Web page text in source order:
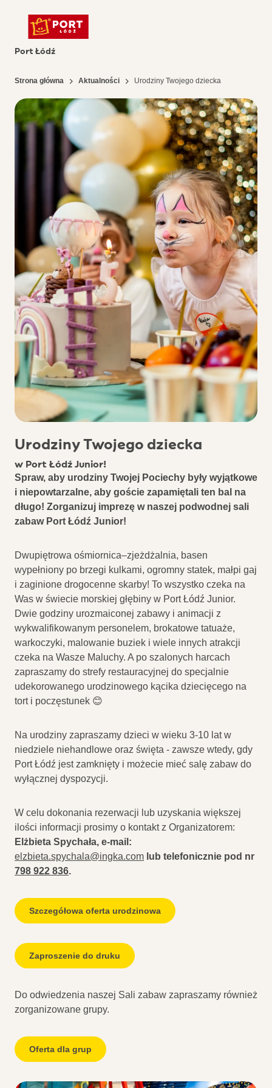
Port Łódź
Strona główna Aktualności Urodziny Twojego dziecka
Urodziny Twojego dziecka
w Port Łódź Junior!
Spraw, aby urodziny Twojej Pociechy były wyjątkowe
i niepowtarzalne, aby goście zapamiętali ten bal na
długo! Zorganizuj imprezę w naszej podwodnej sali
zabaw Port Łódź Junior!
Dwupiętrowa ośmiornica–zjeżdżalnia, basen
wypełniony po brzegi kulkami, ogromny statek, małpi gaj
i zaginione drogocenne skarby! To wszystko czeka na
Was w świecie morskiej głębiny w Port Łódź Junior.
Dwie godziny urozmaiconej zabawy i animacji z
wykwalifikowanym personelem, brokatowe tatuaże,
warkoczyki, malowanie buziek i wiele innych atrakcji
czeka na Wasze Maluchy. A po szalonych harcach
zapraszamy do strefy restauracyjnej do specjalnie
udekorowanego urodzinowego kącika dziecięcego na
tort i poczęstunek 😊
Na urodziny zapraszamy dzieci w wieku 3-10 lat w
niedziele niehandlowe oraz święta - zawsze wtedy, gdy
Port Łódź jest zamknięty i możecie mieć salę zabaw do
wyłącznej dyspozycji.
W celu dokonania rezerwacji lub uzyskania większej
ilości informacji prosimy o kontakt z Organizatorem:
Elżbieta Spychała, e-mail:
elzbieta.spychala@ingka.com lub telefonicznie pod nr
798 922 836.
Szczegółowa oferta urodzinowa
Zaproszenie do druku
Do odwiedzenia naszej Sali zabaw zapraszamy również
zorganizowane grupy.
Oferta dla grup